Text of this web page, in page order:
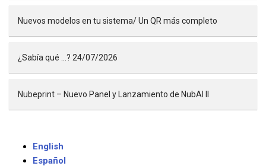
Nuevos modelos en tu sistema/ Un QR más completo
¿Sabía qué …? 24/07/2026
Nubeprint – Nuevo Panel y Lanzamiento de NubAI II
English
Español